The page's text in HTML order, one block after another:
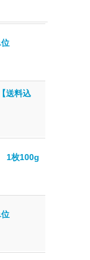
送料込
1枚100g